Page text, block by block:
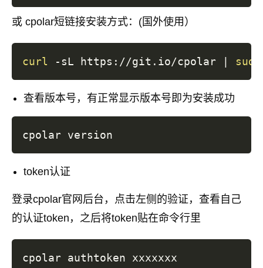
或 cpolar短链接安装方式：(国外使用）
curl -sL https://git.io/cpolar sudo
查看版本号，有正常显示版本号即为安装成功
token认证
登录cpolar官网后台，点击左侧的验证，查看自己
的认证token，之后将token贴在命令行里